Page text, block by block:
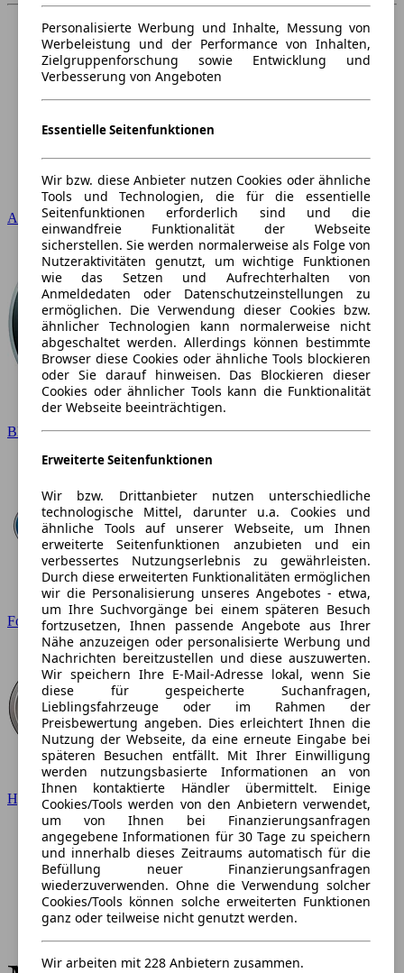
Audi
BMW
Ford
Hyundai
Personalisierte Werbung und Inhalte, Messung von
Werbeleistung und der Performance von Inhalten,
Zielgruppenforschung sowie Entwicklung und
Verbesserung von Angeboten
Essentielle Seitenfunktionen
Wir bzw. diese Anbieter nutzen Cookies oder ähnliche
Tools und Technologien, die für die essentielle
Seitenfunktionen erforderlich sind und die
einwandfreie Funktionalität der Webseite
sicherstellen. Sie werden normalerweise als Folge von
Nutzeraktivitäten genutzt, um wichtige Funktionen
wie das Setzen und Aufrechterhalten von
Anmeldedaten oder Datenschutzeinstellungen zu
ermöglichen. Die Verwendung dieser Cookies bzw.
ähnlicher Technologien kann normalerweise nicht
abgeschaltet werden. Allerdings können bestimmte
Browser diese Cookies oder ähnliche Tools blockieren
oder Sie darauf hinweisen. Das Blockieren dieser
Cookies oder ähnlicher Tools kann die Funktionalität
der Webseite beeinträchtigen.
Erweiterte Seitenfunktionen
Wir bzw. Drittanbieter nutzen unterschiedliche
technologische Mittel, darunter u.a. Cookies und
ähnliche Tools auf unserer Webseite, um Ihnen
erweiterte Seitenfunktionen anzubieten und ein
verbessertes Nutzungserlebnis zu gewährleisten.
Durch diese erweiterten Funktionalitäten ermöglichen
wir die Personalisierung unseres Angebotes - etwa,
um Ihre Suchvorgänge bei einem späteren Besuch
fortzusetzen, Ihnen passende Angebote aus Ihrer
Nähe anzuzeigen oder personalisierte Werbung und
Nachrichten bereitzustellen und diese auszuwerten.
Wir speichern Ihre E-Mail-Adresse lokal, wenn Sie
diese für gespeicherte Suchanfragen,
Lieblingsfahrzeuge oder im Rahmen der
Preisbewertung angeben. Dies erleichtert Ihnen die
Nutzung der Webseite, da eine erneute Eingabe bei
späteren Besuchen entfällt. Mit Ihrer Einwilligung
werden nutzungsbasierte Informationen an von
Ihnen kontaktierte Händler übermittelt. Einige
Cookies/Tools werden von den Anbietern verwendet,
um von Ihnen bei Finanzierungsanfragen
angegebene Informationen für 30 Tage zu speichern
und innerhalb dieses Zeitraums automatisch für die
Befüllung neuer Finanzierungsanfragen
wiederzuverwenden. Ohne die Verwendung solcher
Cookies/Tools können solche erweiterten Funktionen
ganz oder teilweise nicht genutzt werden.
Wir arbeiten mit 228 Anbietern zusammen.